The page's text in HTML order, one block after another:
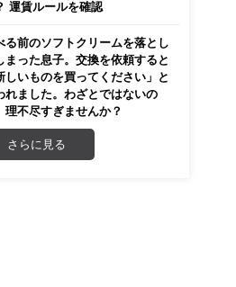
運賃ルールを確認
る前のソフトクリームを落とし
まった息子。交換を依頼すると
しいものを買ってください」と
れました。わざとではないの
理不尽すぎませんか？
さらに見る